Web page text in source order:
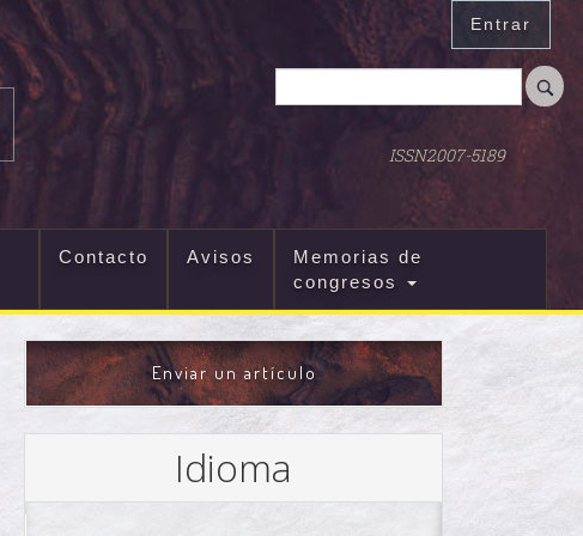
Entrar
Contacto Avisos
Memorias de
congresos
ISSN2007-5189
ENVIAR
UN
ARTÍCULO
Enviar un artículo
Idioma